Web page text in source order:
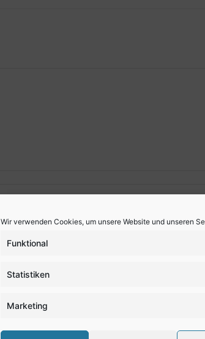
Wir verwenden Cookies, um unsere Website und unseren
Funktional
Statistiken
Marketing